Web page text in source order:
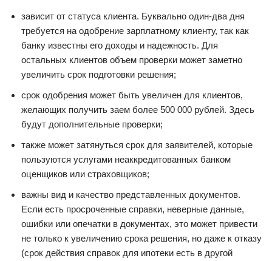
зависит от статуса клиента. Буквально один-два дня
требуется на одобрение зарплатному клиенту, так как
банку известны его доходы и надежность. Для
остальных клиентов объем проверки может заметно
увеличить срок подготовки решения;
срок одобрения может быть увеличен для клиентов,
желающих получить заем более 500 000 рублей. Здесь
будут дополнительные проверки;
также может затянуться срок для заявителей, которые
пользуются услугами неаккредитованных банком
оценщиков или страховщиков;
важны вид и качество представленных документов.
Если есть просроченные справки, неверные данные,
ошибки или опечатки в документах, это может привести
не только к увеличению срока решения, но даже к отказу
(срок действия справок для ипотеки есть в другой